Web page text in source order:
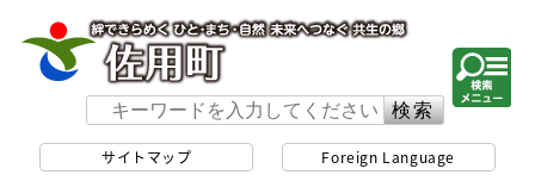
サイトマップ Foreign Language